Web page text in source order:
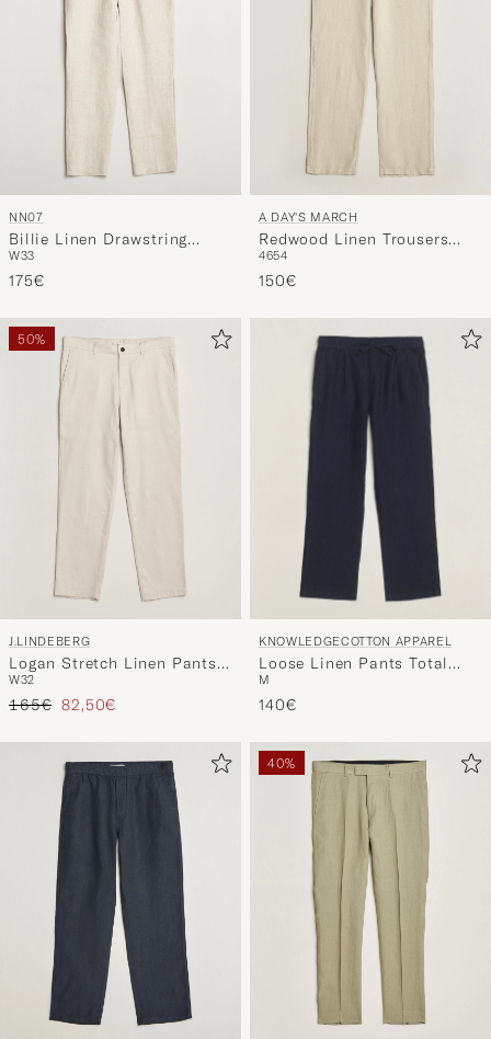
NN07
Billie Linen Drawstring
Trousers Oat
W33
175€
A DAY'S MARCH
Redwood Linen Trousers
Oyster
4654
150€
50%
J.LINDEBERG
Logan Stretch Linen Pants
Moonbeam
W32
Regulärer Preis
165€ Reduzierter Preis
82,50€
KNOWLEDGECOTTON APPAREL
Loose Linen Pants Total
Eclipse
M
140€
40%